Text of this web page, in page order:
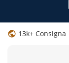
13k+ Consigna